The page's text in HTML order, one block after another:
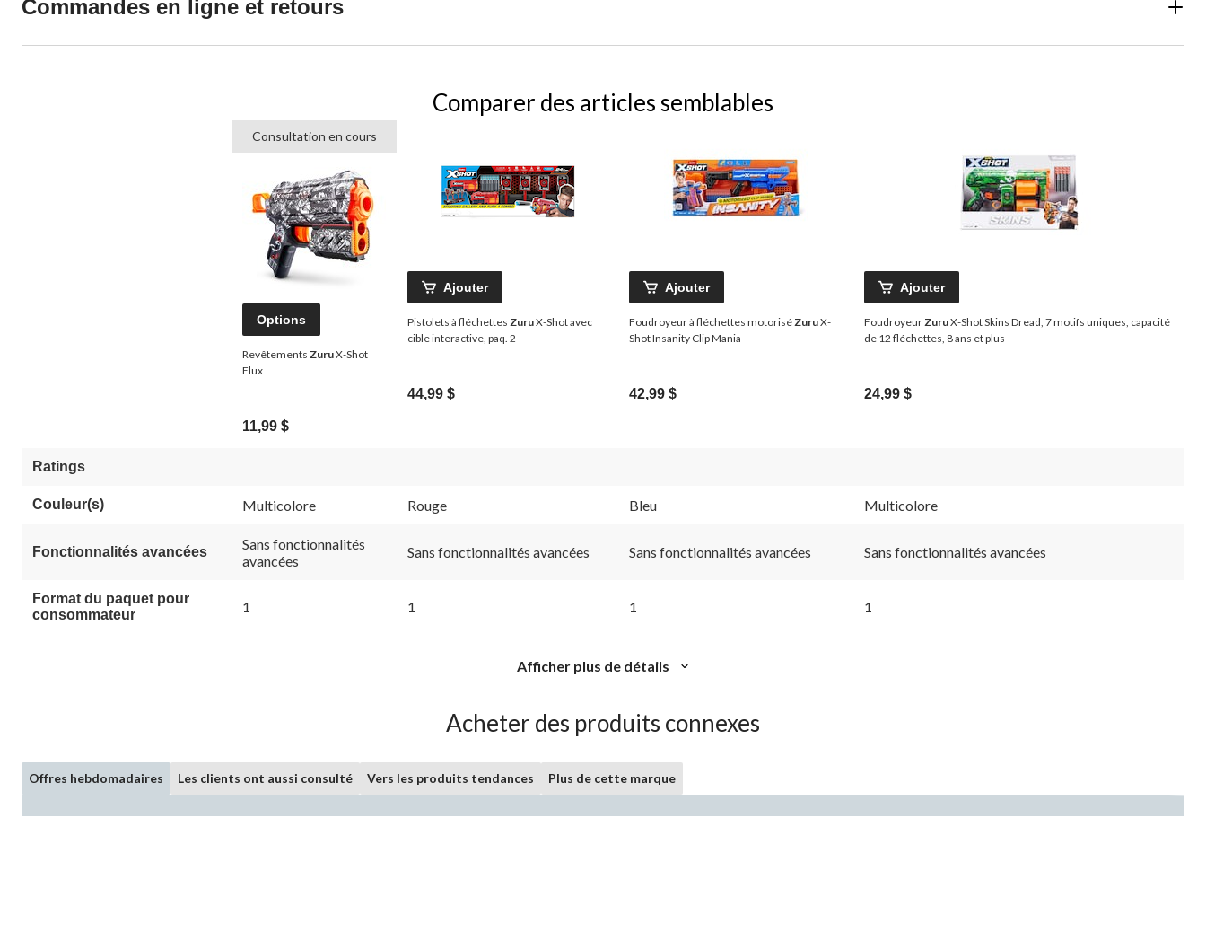
Commandes en ligne et retours
Comparer des articles semblables
Consultation en cours
Options
Revêtements ZuruX-Shot
Flux
11,99 $
Ajouter
Pistolets à fléchettes ZuruX-Shot avec
cible interactive, paq. 2
44,99 $
Ajouter
Foudroyeur à fléchettes motorisé ZuruX-
Shot Insanity Clip Mania
42,99 $
Ajouter
Foudroyeur ZuruX-Shot Skins Dread, 7 motifs uniques, capacité
de 12 fléchettes, 8 ans et plus
24,99 $
Ratings
Couleur(s) Multicolore Rouge Bleu Multicolore
Fonctionnalités avancées
Sans fonctionnalités
avancées
Sans fonctionnalités avancées Sans fonctionnalités avancées Sans fonctionnalités avancées
Format du paquet pour
consommateur
1 1 1 1
Afficher plus de détails
Acheter des produits connexes
Offres hebdomadaires Les clients ont aussi consulté Vers les produits tendances Plus de cette marque